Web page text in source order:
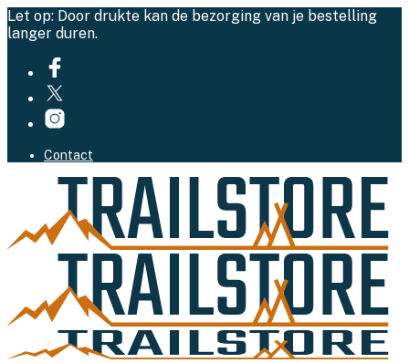
Let op: Door drukte kan de bezorging van je bestelling
langer duren.
Contact